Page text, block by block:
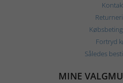
Fortryd
Således
MINE